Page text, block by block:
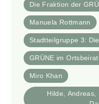
Die Fraktion der
Manuela Rottmann
Stadtteilgruppe 3:
GRÜNE im
Miro Khan
Hilde, Andreas,